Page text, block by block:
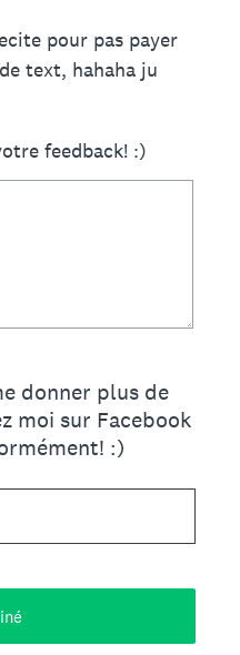
pour pas payer
text, hahaha ju
feedback! :)
donner plus de
moi sur Facebook
:)